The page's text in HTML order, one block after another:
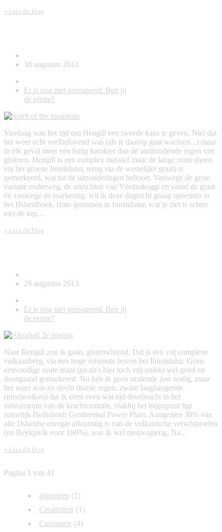
» Lees dit blog
30 augustus 2013
Er is nog niet gereageerd. Ben jij
de eerste?
Vandaag was het tijd om Hengill een tweede kans te geven. Niet dat
het weer echt veelbelovend was (als je daarop gaat wachten...) maar
in elk geval meer een buiig karakter dan de aanhoudende regen van
gisteren. Hengill is een complex massief maar de lange route (heen
via het groene Innstidalur, terug via de westelijke graat) is
gemarkeerd, wat tot de uitzonderingen behoort. Vanwege de grote
variatie onderweg, de uitzichten van Vörduskeggi en vanaf de graat
én vanwege de markering, wil ik deze dagtocht graag opnemen in
het IJslandboek. (foto genomen in Innstidalur, wat je ziet is echter
niet de top,...
» Lees dit blog
29 augustus 2013
Er is nog niet gereageerd. Ben jij
de eerste?
Naar Hengill zou ik gaan, gisterochtend. Dat is een vrij complexe
vulkaanberg, via een hoge rotsroute boven het Innstidalur. Geen
eenvoudige route maar (en da's hier toch vrij uniek) wel goed en
doorgaand gemarkeerd. Nu heb ik geen stralende zon nodig, maar
het weer was zo slecht (harde regen, zware laaghangende
(mist)wolken) dat ik eerst even wat tijd doorbracht in het
infocentrum van de krachtcentrale, vlakbij het beginpunt ligt
namelijk Hellisheidi Geothermal Power Plant. Aangezien 30% van
alle IJslandse energie afkomstig is van de vulkanische verschijnselen
(en Reykjavík voor 100%), was ik wel nieuwsgierig. Na...
» Lees dit blog
Pagina 1 van 41
algemeen (2)
Creativiteit (1)
Cursussen (4)